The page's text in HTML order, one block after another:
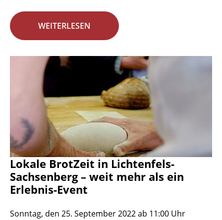
WEITERLESEN
Lokale BrotZeit in Lichtenfels-
Sachsenberg – weit mehr als ein
Erlebnis-Event
Sonntag, den 25. September 2022 ab 11:00 Uhr